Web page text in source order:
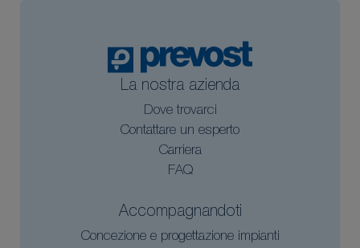
La nostra azienda
Dove trovarci
Contattare un esperto
Carriera
FAQ
Accompagnandoti
Concezione e progettazione impianti